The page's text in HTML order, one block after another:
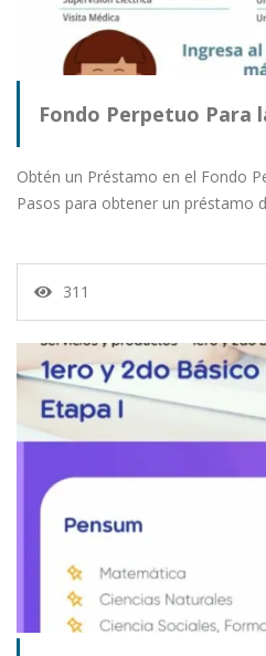
Fondo Perpetuo Para
Obtén un Préstamo en el Fondo
Pasos para obtener un préstamo
311